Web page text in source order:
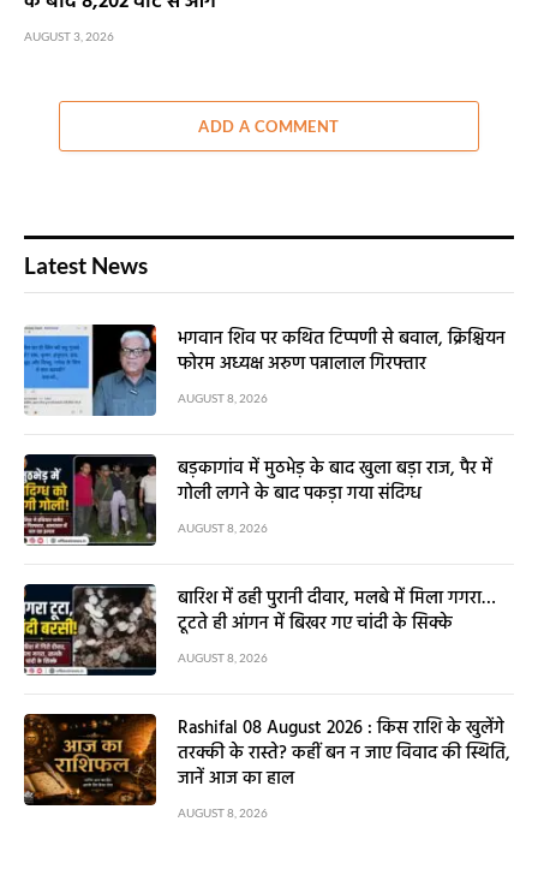
AUGUST 3, 2026
ADD A COMMENT
Latest News
भगवान शिव पर कथित टिप्पणी से बवाल, क्रिश्चियन
फोरम अध्यक्ष अरुण पन्नालाल गिरफ्तार
AUGUST 8, 2026
बड़कागांव में मुठभेड़ के बाद खुला बड़ा राज, पैर में
गोली लगने के बाद पकड़ा गया संदिग्ध
AUGUST 8, 2026
बारिश में ढही पुरानी दीवार, मलबे में मिला गगरा…
टूटते ही आंगन में बिखर गए चांदी के सिक्के
AUGUST 8, 2026
Rashifal 08 August 2026 : किस राशि के खुलेंगे
तरक्की के रास्ते? कहीं बन न जाए विवाद की स्थिति,
जानें आज का हाल
AUGUST 8, 2026